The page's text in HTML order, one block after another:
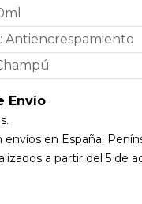
: Antiencrespamiento
Envío
envíos en España:
a partir del 5 de